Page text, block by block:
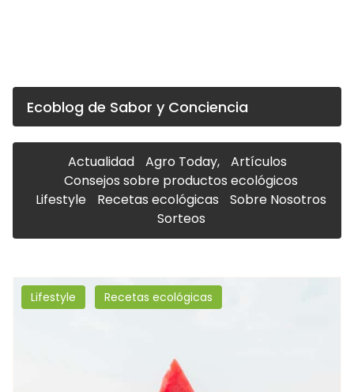
Ecoblog de Sabor y Conciencia
Actualidad Agro Today,
Artículos
Consejos sobre productos ecológicos
Lifestyle
Recetas ecológicas
Sobre Nosotros
Sorteos
Lifestyle Recetas ecológicas